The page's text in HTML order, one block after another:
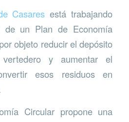
Casares está trabajando
de un Plan de Economía
objeto reducir el depósito
y aumentar el
esos residuos en
Circular propone una